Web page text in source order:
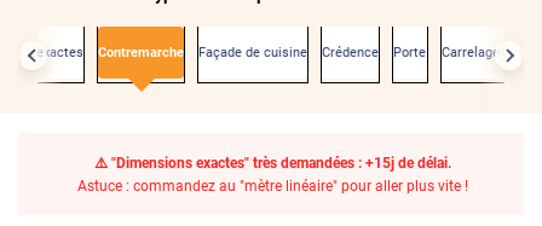
exactes Contremarche Façade de cuisine Crédence Porte Carrelage mural
⚠️ "Dimensions exactes" très demandées : +15j de délai.
Astuce : commandez au "mètre linéaire" pour aller plus vite !